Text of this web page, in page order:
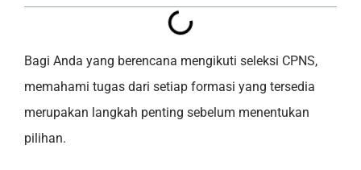
Bagi Anda yang berencana mengikuti seleksi CPNS,
memahami tugas dari setiap formasi yang tersedia
merupakan langkah penting sebelum menentukan
pilihan.